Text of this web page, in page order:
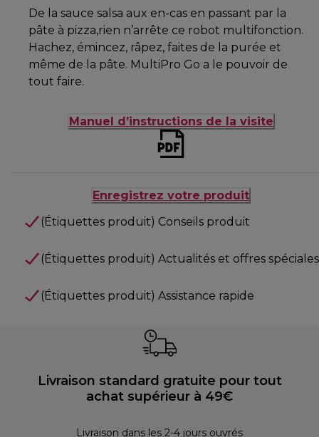
De la sauce salsa aux en-cas en passant par la
pâte à pizza,rien n’arrête ce robot multifonction.
Hachez, émincez, râpez, faites de la purée et
même de la pâte. MultiPro Go a le pouvoir de
tout faire.
Manuel d’instructions de la visite
Enregistrez votre produit
(Étiquettes produit) Conseils produit
(Étiquettes produit) Actualités et offres spéciales
(Étiquettes produit) Assistance rapide
Livraison standard gratuite pour tout
achat supérieur à 49€
Livraison dans les 2-4 jours ouvrés